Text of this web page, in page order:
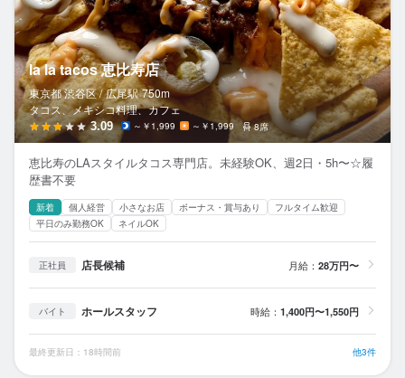
la la tacos 恵比寿店
東京都 渋谷区 / 広尾駅 750m
タコス、メキシコ料理、カフェ
3.09 ～￥1,999 ～￥1,999 8席
恵比寿のLAスタイルタコス専門店。未経験OK、週2日・5h〜☆履
歴書不要
新着 個人経営 小さなお店 ボーナス・賞与あり
フルタイム歓迎
平日のみ勤務OK
ネイルOK
正社員 店長候補 月給： 28万円〜
バイト ホールスタッフ 時給： 1,400円〜1,550円
最終更新日：18時間前 他3件